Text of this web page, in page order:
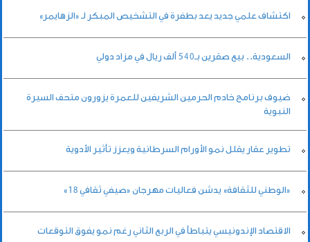
اكتشاف علمي جديد يعد بطفرة في التشخيص المبكر لـ «الزهايمر»
السعودية.. بيع صقرين بـ540 ألف ريال في مزاد دولي
ضيوف برنامج خادم الحرمين الشريفين للعمرة يزورون متحف السيرة
النبوية
تطوير عقار يقلل نمو الأورام السرطانية ويعزز تأثير الأدوية
«الوطني للثقافة» يدشن فعاليات مهرجان «صيفي ثقافي 18»
الاقتصاد الإندونيسي يتباطأ في الربع الثاني رغم نمو يفوق التوقعات